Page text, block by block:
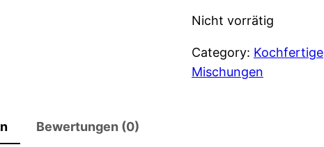
Nicht vorrätig
Category: Kochfertige
Mischungen
Bewertungen (0)